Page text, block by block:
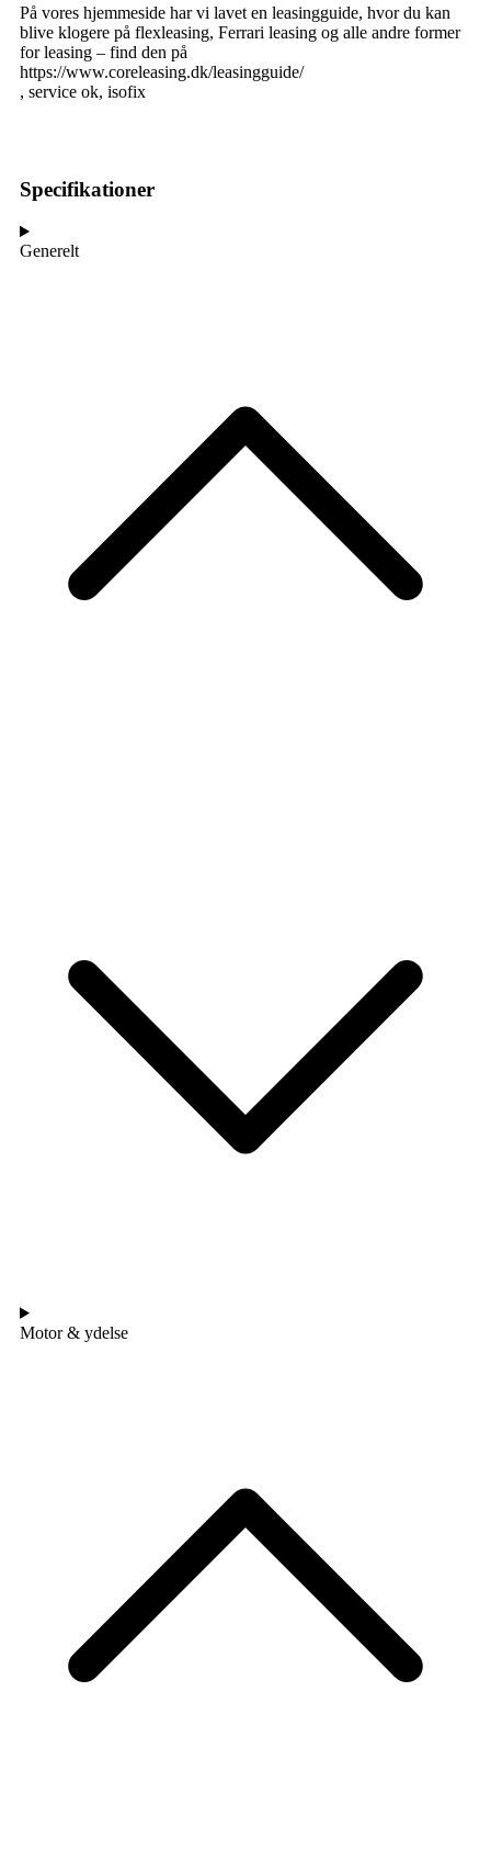
På vores hjemmeside har vi lavet en leasingguide, hvor du kan
blive klogere på flexleasing, Ferrari leasing og alle andre former
for leasing – find den på
https://www.coreleasing.dk/leasingguide/
, service ok, isofix
Specifikationer
Generelt
Motor & ydelse